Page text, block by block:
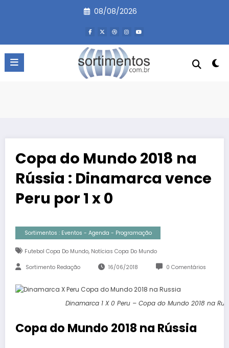
08/08/2026
Copa do Mundo 2018 na
Rússia : Dinamarca vence
Peru por 1 x 0
Sortimentos : Eventos - Agenda - Programação
Futebol Copa Do Mundo, Notícias Copa Do Mundo
Sortimento Redação 16/06/2018 0 Comentários
Dinamarca 1 X 0 Peru – Copa do Mundo 2018 na
Copa do Mundo 2018 na Rússia